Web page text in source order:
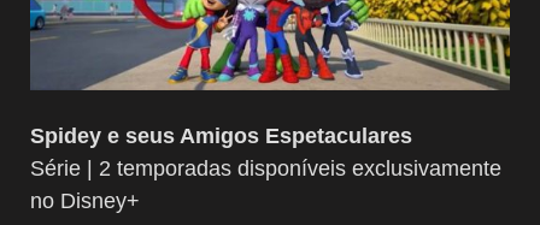
Spidey e seus Amigos Espetaculares
Série | 2 temporadas disponíveis exclusivamente
no Disney+